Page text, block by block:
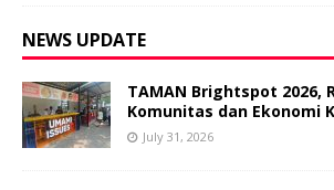
NEWS UPDATE
TAMAN Brightspot 2026,
Komunitas dan Ekonomi
July 31, 2026